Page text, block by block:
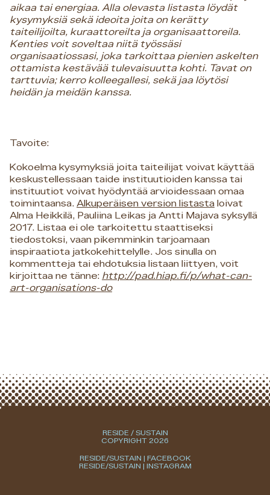
aikaa tai energiaa. Alla olevasta listasta löydät
kysymyksiä sekä ideoita joita on kerätty
taiteilijoilta, kuraattoreilta ja organisaattoreila.
Kenties voit soveltaa niitä työssäsi
organisaatiossasi, joka tarkoittaa pienien askelten
ottamista kestävää tulevaisuutta kohti. Tavat on
tarttuvia; kerro kolleegallesi, sekä jaa löytösi
heidän ja meidän kanssa.
Tavoite:
Kokoelma kysymyksiä joita taiteilijat voivat käyttää
keskustellessaan taide instituutioiden kanssa tai
instituutiot voivat hyödyntää arvioidessaan omaa
toimintaansa. Alkuperäisen version listasta loivat
Alma Heikkilä, Pauliina Leikas ja Antti Majava syksyllä
2017. Listaa ei ole tarkoitettu staattiseksi
tiedostoksi, vaan pikemminkin tarjoamaan
inspiraatiota jatkokehittelylle. Jos sinulla on
kommentteja tai ehdotuksia listaan liittyen, voit
kirjoittaa ne tänne: http://pad.hiap.fi/p/what-can-
art-organisations-do
RESIDE / SUSTAIN
COPYRIGHT 2026
RESIDE/SUSTAIN | FACEBOOK
RESIDE/SUSTAIN | INSTAGRAM